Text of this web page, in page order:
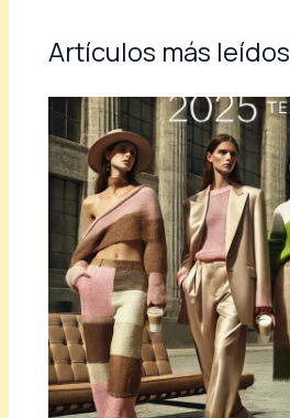
Artículos más leídos